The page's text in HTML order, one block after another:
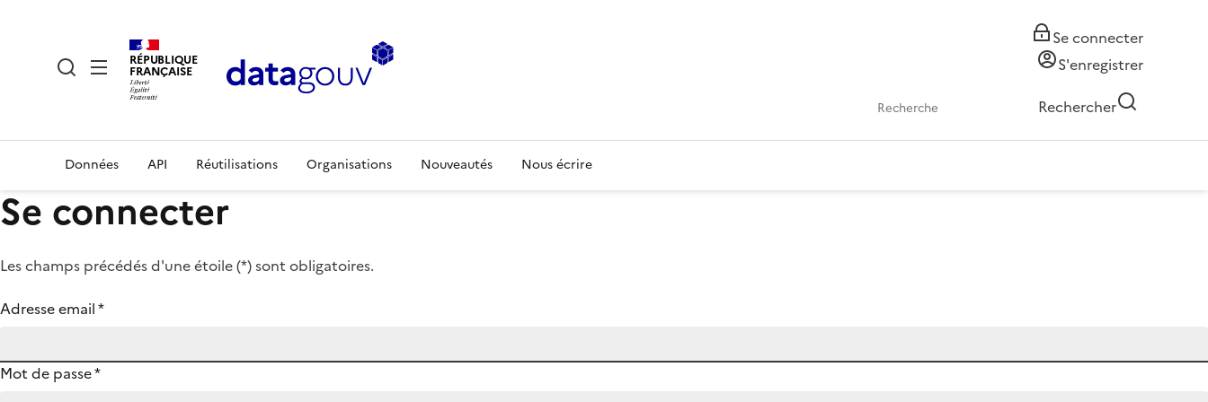
RÉPUBLIQUE
FRANÇAISE
Se connecter
S'enregistrer
Rechercher
Données API Réutilisations Organisations Nouveautés Nous écrire
Se connecter
Les champs précédés d'une étoile (*) sont obligatoires.
Adresse email*
Mot de passe*